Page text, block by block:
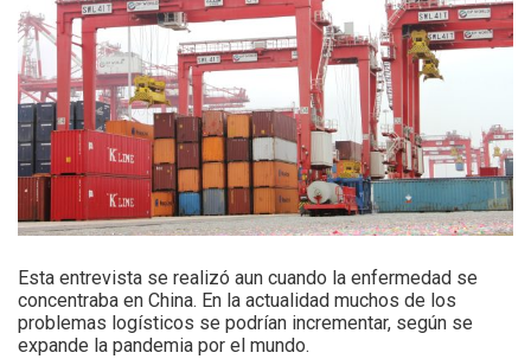
Esta entrevista se realizó aun cuando la enfermedad se
concentraba en China. En la actualidad muchos de los
problemas logísticos se podrían incrementar, según se
expande la pandemia por el mundo.